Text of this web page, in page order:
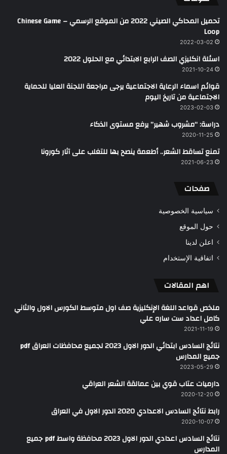
تحميل المحاكي الصيني 2022 من الموقع الرسمي – Chinese Game
Loop
2022-03-02
اسئلة انكليزي الصف الرابع الابتدائي مع الحلول 2022
2021-10-24
قوائم اسماء الرعاية الاجتماعية يرجى مراجعة اللجنة العليا للحماية
الاجتماعية من تاريخ اليوم
2023-02-03
دراسة: “مشروب شهير” يرفع مستوى الذكاء
2020-11-25
تمنع تساقط الشعر.. أطعمة ينصح بها للتغلب على آثار كورونا
2021-06-23
صفحات
سياسية الخصوصية
حول الموقع
اعلن لدينا
اتفاقية الإستخدام
اهم المقالات
ملخص قواعد اللغة الإنكليزية صف اول متوسط الكورس الاول والثاني
كامل اعداد ست ساره علي
2021-11-19
نتائج السادس ابتدائي الدور الاول 2023 لجميع محافظات العراق pdf
جميع المدارس
2023-05-29
دارميات عتاب قوي بين عمالقة الشعر العراقي
2020-12-20
رابط نتائج السادس الاعدادي 2020 الدور الاول في العراق
2020-10-07
نتائج السادس اعدادي الدور الاول 2023 محافظة واسط pdf جميع
المدارس